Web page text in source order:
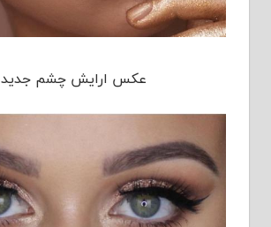
عکس ارایش چشم جدید